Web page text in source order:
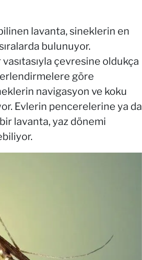
lavanta, sineklerin en
bulunuyor.
çevresine oldukça
göre
navigasyon ve koku
Evlerin pencerelerine ya da
lavanta, yaz dönemi